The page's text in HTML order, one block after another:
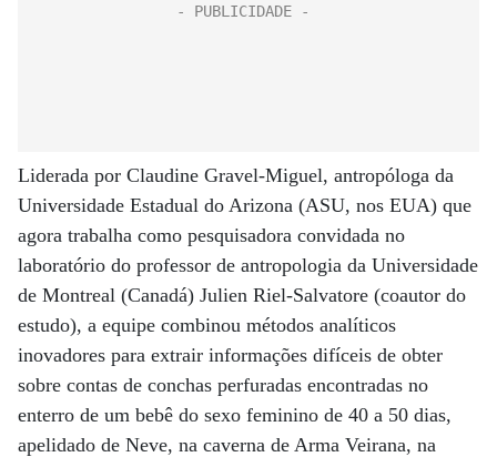
Liderada por Claudine Gravel-Miguel, antropóloga da
Universidade Estadual do Arizona (ASU, nos EUA) que
agora trabalha como pesquisadora convidada no
laboratório do professor de antropologia da Universidade
de Montreal (Canadá) Julien Riel-Salvatore (coautor do
estudo), a equipe combinou métodos analíticos
inovadores para extrair informações difíceis de obter
sobre contas de conchas perfuradas encontradas no
enterro de um bebê do sexo feminino de 40 a 50 dias,
apelidado de Neve, na caverna de Arma Veirana, na